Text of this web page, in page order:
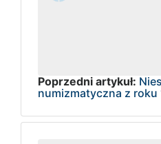
Poprzedni artykuł:
numizmatyczna z roku